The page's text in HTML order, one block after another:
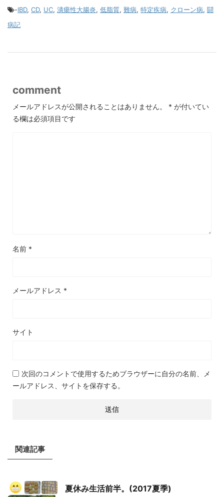
-IBD, CD, UC, 潰瘍性大腸炎, 低脂質, 難病, 特定疾病, クローン病, 闘
病記
comment
メールアドレスが公開されることはありません。 * が付いてい
る欄は必須項目です
名前 *
メールアドレス *
サイト
次回のコメントで使用するためブラウザーに自分の名前、メ
ールアドレス、サイトを保存する。
関連記事
夏休み生活前半。(2017夏季)